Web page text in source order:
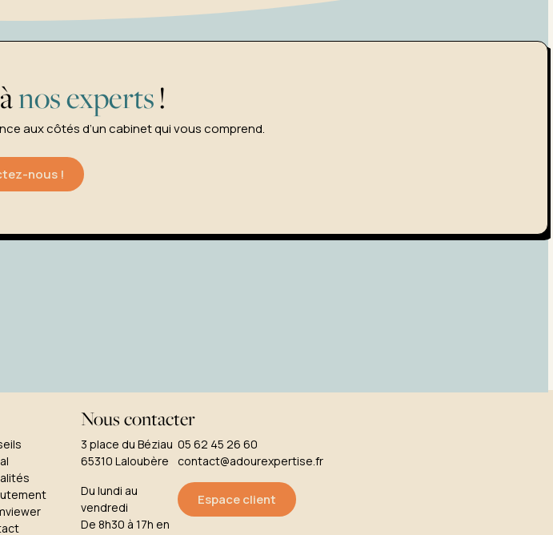
nos experts!
aux côtés d’un cabinet qui vous comprend.
nous !
Nous contacter
3 place du Béziau
65310 Laloubère
Du lundi au
vendredi
De 8h30 à 17h en
05 62 45 26 60
contact@adourexpertise.fr
Espace client